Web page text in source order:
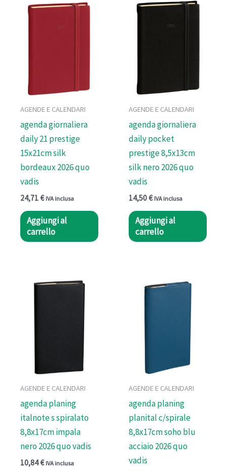
AGENDE E CALENDARI
agenda giornaliera
daily 21 prestige
15x21cm silk
bordeaux 2026 quo
vadis
24,71€ IVA inclusa
Aggiungi al
carrello
AGENDE E CALENDARI
agenda giornaliera
daily pocket
prestige 8,5x13cm
silk nero 2026 quo
vadis
14,50€ IVA inclusa
Aggiungi al
carrello
AGENDE E CALENDARI
agenda planing
italnote s spiralato
8,8x17cm impala
nero 2026 quo vadis
10,84€ IVA inclusa
AGENDE E CALENDARI
agenda planing
planital c/spirale
8,8x17cm soho blu
acciaio 2026 quo
vadis